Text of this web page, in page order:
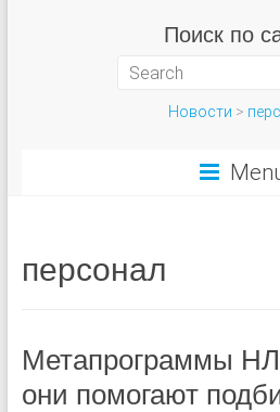
Поиск по
Новости >
персонал
Метапрограммы
они помогают